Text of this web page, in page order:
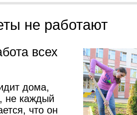
не работают
всех
дома,
не каждый
что он